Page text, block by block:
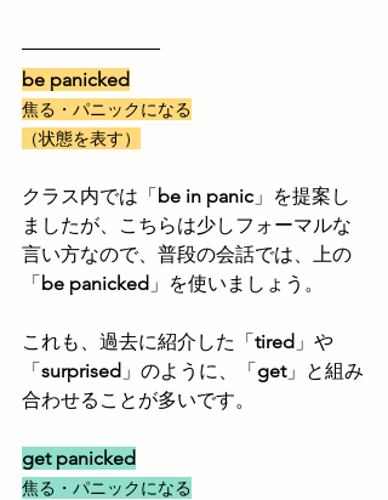
be panicked
焦る・パニックになる
（状態を表す）
クラス内では「be in panic 」を提案し
ましたが、こちらは少しフォーマルな
言い方なので、普段の会話では、上の
「be panicked 」を使いましょう。
これも、過去に紹介した「tired 」や
「surprised 」のように、「get」と組み
合わせることが多いです。
get panicked
焦る・パニックになる